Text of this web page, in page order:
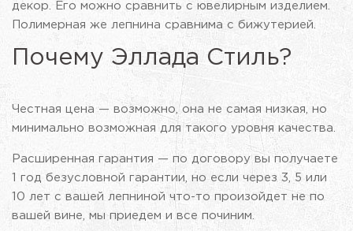
декор. Его можно сравнить с ювелирным изделием.
Полимерная же лепнина сравнима с бижутерией.
Почему Эллада Стиль?
Честная цена — возможно, она не самая низкая, но
минимально возможная для такого уровня качества.
Расширенная гарантия — по договору вы получаете
1 год безусловной гарантии, но если через 3, 5 или
10 лет с вашей лепниной что-то произойдет не по
вашей вине, мы приедем и все починим.